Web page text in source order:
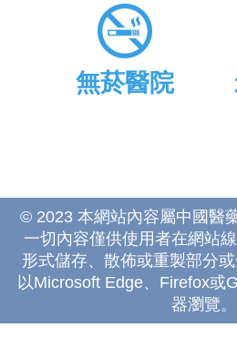
無菸醫院
© 2023 本網站內容屬中國醫
一切內容僅供使用者在網站
形式儲存、散佈或重製部分
以Microsoft Edge、Firefox或
器瀏覽。